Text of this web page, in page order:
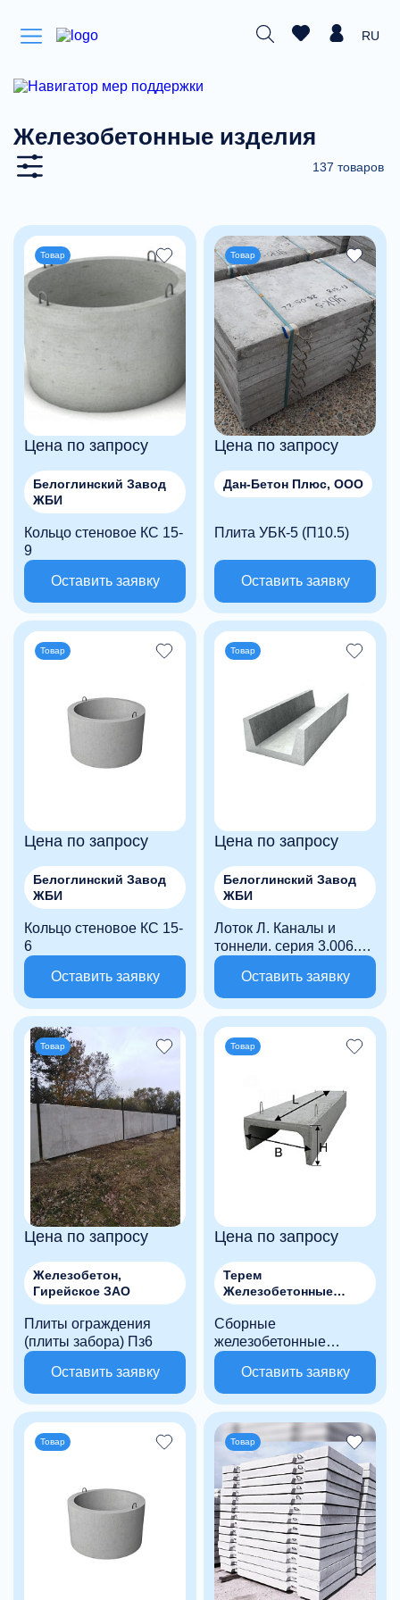
RU
Железобетонные изделия
137 товаров
Товар
Цена по запросу
Белоглинский Завод
ЖБИ
Кольцо стеновое КС 15-
9
Оставить заявку
Товар
Цена по запросу
Дан-Бетон Плюс, ООО
Плита УБК-5 (П10.5)
Оставить заявку
Товар
Цена по запросу
Белоглинский Завод
ЖБИ
Кольцо стеновое КС 15-
6
Оставить заявку
Товар
Цена по запросу
Белоглинский Завод
ЖБИ
Лоток Л. Каналы и
тоннели. серия 3.006.1-
2.
Оставить заявку
Товар
Цена по запросу
Железобетон,
Гирейское ЗАО
Плиты ограждения
(плиты забора) Пз6
Оставить заявку
Товар
Цена по запросу
Терем
Железобетонные
технологии, ООО
Сборные
железобетонные
лотковые элементы
каналов и тоннелей ЛК
75.60.45-3
Оставить заявку
Товар Товар